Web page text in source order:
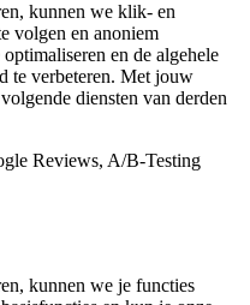
kunnen we klik- en
volgen en anoniem
en de algehele
te verbeteren. Met jouw
diensten van derden
Reviews, A/B-Testing
kunnen we je functies